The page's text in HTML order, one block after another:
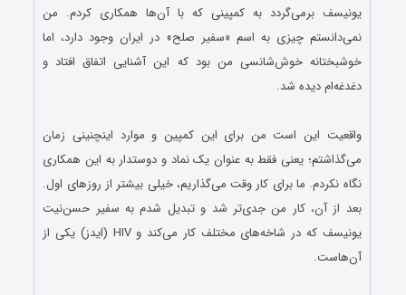
یونیسف برمی‌گردد به کمپینی که با آن‌ها همکاری کردم. من
نمی‌دانستم چیزی به اسم «سفیر صلح» در ایران وجود دارد، اما
خوشبختانه خوش‌شانسی من بود که این آشنایی اتفاق افتاد و
دغدغه‌ام دیده شد.
واقعیت این است من برای این کمپین و موارد اینچنینی زمان
می‌گذاشتم؛ یعنی فقط به عنوان یک نماد و دوستدار به این همکاری
نگاه نکردم. ما برای کار وقت می‌گذاریم، خیلی بیشتر از روزهای اول.
بعد از آن، کار من جدی‌تر شد و تبدیل شدم به سفیر حسن‌نیت
یونیسف که در شاخه‌های مختلف کار می‌کند و HIV (ایدز) یکی از
آن‌هاست.